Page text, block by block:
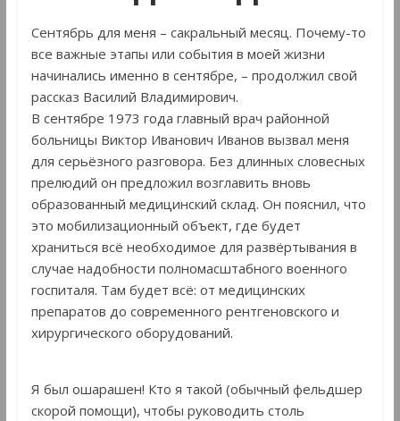
Сентябрь для меня – сакральный месяц. Почему-то
все важные этапы или события в моей жизни
начинались именно в сентябре, – продолжил свой
рассказ Василий Владимирович.
В сентябре 1973 года главный врач районной
больницы Виктор Иванович Иванов вызвал меня
для серьёзного разговора. Без длинных словесных
прелюдий он предложил возглавить вновь
образованный медицинский склад. Он пояснил, что
это мобилизационный объект, где будет
храниться всё необходимое для развёртывания в
случае надобности полномасштабного военного
госпиталя. Там будет всё: от медицинских
препаратов до современного рентгеновского и
хирургического оборудований.
Я был ошарашен! Кто я такой (обычный фельдшер
скорой помощи), чтобы руководить столь